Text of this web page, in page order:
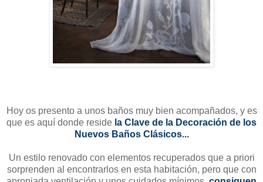
Hoy os presento a unos baños muy bien acompañados, y es
que es aquí donde reside la Clave de la Decoración de los
Nuevos Baños Clásicos...
Un estilo renovado con elementos recuperados que a priori
sorprenden al encontrarlos en esta habitación, pero que con